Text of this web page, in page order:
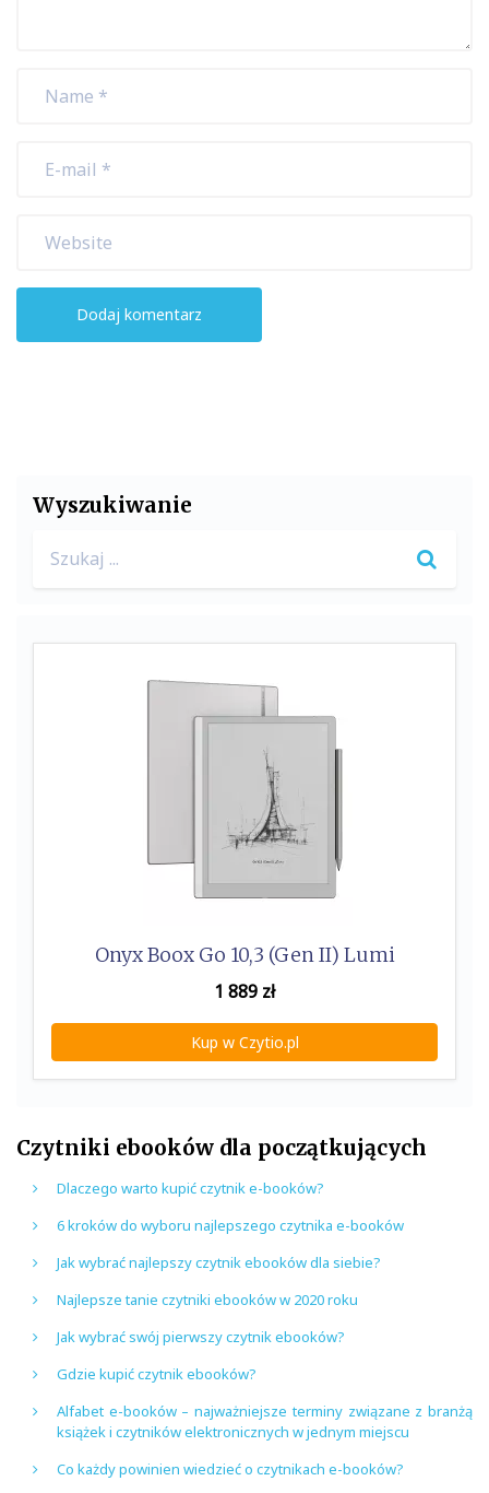
Wyszukiwanie
for:
Onyx Boox Go 10,3 (Gen II) Lumi
1 889 zł
Kup w Czytio.pl
Czytniki ebooków dla początkujących
Dlaczego warto kupić czytnik e-booków?
6 kroków do wyboru najlepszego czytnika e-booków
Jak wybrać najlepszy czytnik ebooków dla siebie?
Najlepsze tanie czytniki ebooków w 2020 roku
Jak wybrać swój pierwszy czytnik ebooków?
Gdzie kupić czytnik ebooków?
Alfabet e-booków – najważniejsze terminy związane z branżą
książek i czytników elektronicznych w jednym miejscu
Co każdy powinien wiedzieć o czytnikach e-booków?